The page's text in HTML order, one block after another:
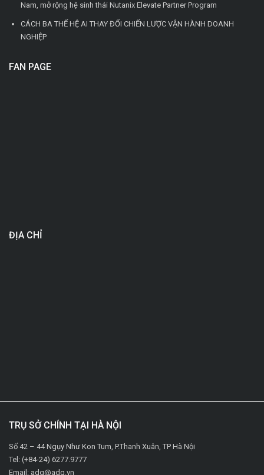
Nam, mở rộng hệ sinh thái Nutanix Elevate Partner Program
CÁCH BA THẾ HỆ AI THAY ĐỔI CHIẾN LƯỢC VẬN HÀNH DOANH
NGHIỆP
FAN PAGE
ĐỊA CHỈ
TRỤ SỞ CHÍNH TẠI HÀ NỘI
Số 42 – 44 Ngụy Như Kon Tum, P.Thanh Xuân, TP Hà Nội
Tel: (+84-24) 6277.9777
Email: adg@adg.vn